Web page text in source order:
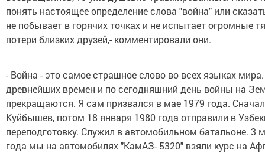
понять настоящее определение слова "война" или
не побывает в горячих точках и не испытает огромные
потери близких друзей,- комментировали они.
- Война - это самое страшное слово во всех языках
древнейших времен и по сегодняшний день войны на
прекращаются. Я сам призвался в мае 1979 года.
Куйбышев, потом 18 января 1980 года отправили в
переподготовку. Служил в автомобильном батальоне. 3
года мы на автомобилях "КамАЗ- 5320" взяли курс на